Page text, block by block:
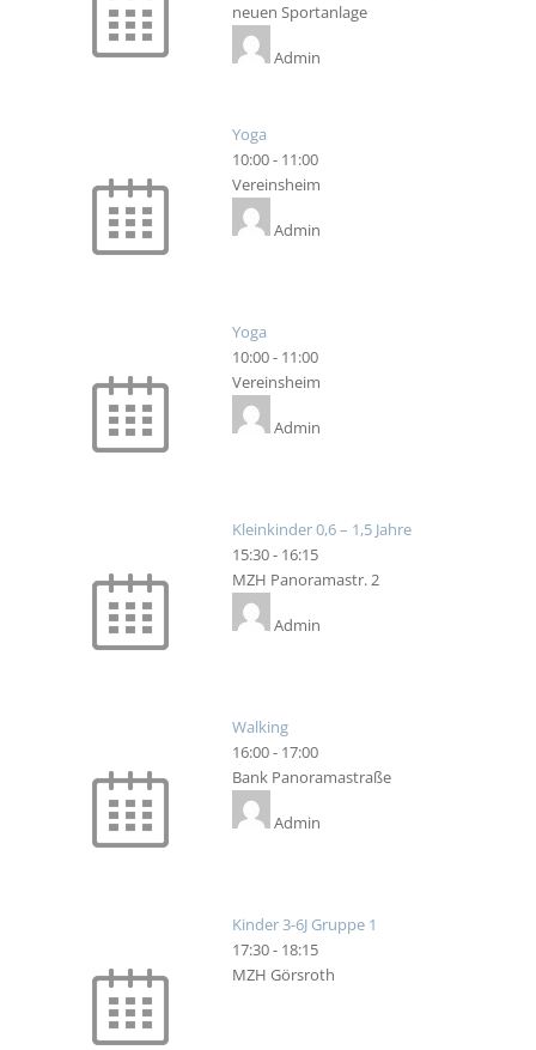
neuen Sportanlage
Admin
Yoga
10:00- 11:00
Vereinsheim
Admin
Yoga
10:00- 11:00
Vereinsheim
Admin
Kleinkinder 0,6 – 1,5 Jahre
15:30- 16:15
MZH Panoramastr. 2
Admin
Walking
16:00- 17:00
Bank Panoramastraße
Admin
Kinder 3-6J Gruppe 1
17:30- 18:15
MZH Görsroth